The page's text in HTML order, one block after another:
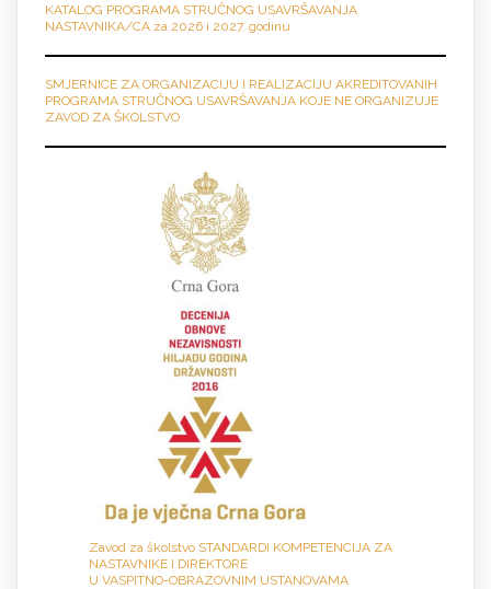
KATALOG PROGRAMA STRUČNOG USAVRŠAVANJA
NASTAVNIKA/CA za 2026 i 2027. godinu
SMJERNICE ZA ORGANIZACIJU I REALIZACIJU AKREDITOVANIH
PROGRAMA STRUČNOG USAVRŠAVANJA KOJE NE ORGANIZUJE
ZAVOD ZA ŠKOLSTVO
Zavod za školstvo STANDARDI KOMPETENCIJA ZA
NASTAVNIKE I DIREKTORE
U VASPITNO-OBRAZOVNIM USTANOVAMA